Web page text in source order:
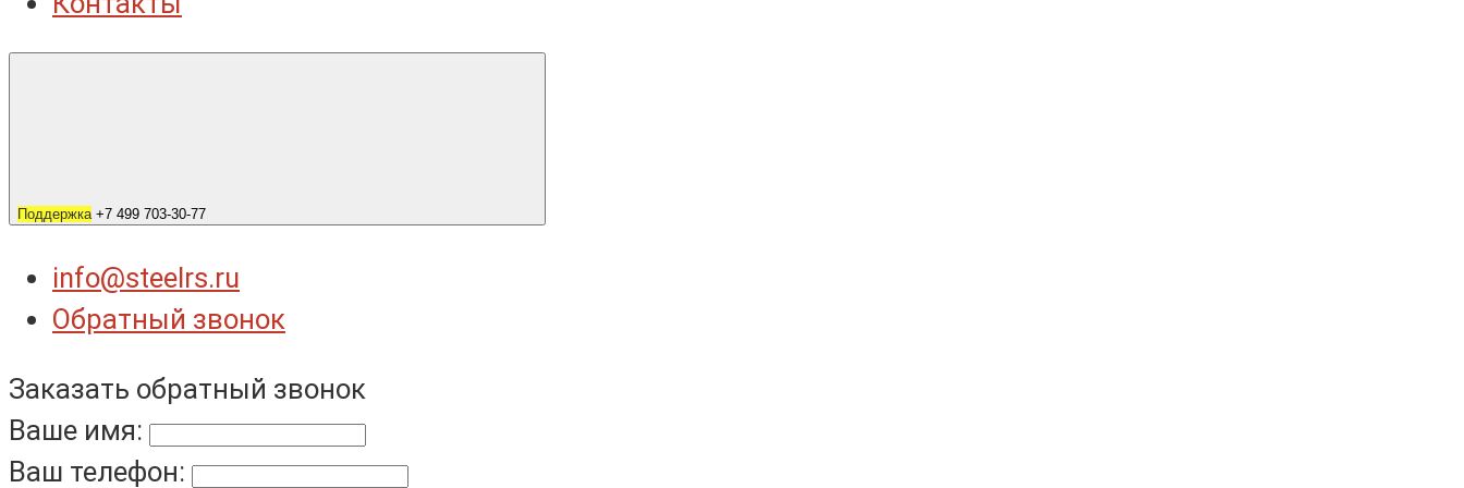
Поддержка +7 499 703-30-77
info@steelrs.ru
Обратный звонок
Заказать обратный звонок
Ваше имя:
Ваш телефон: